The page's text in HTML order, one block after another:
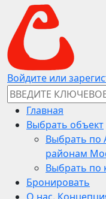
Войдите или
Главная
Выбрать объект
Выбрать по
районам
Выбрать по
Бронировать